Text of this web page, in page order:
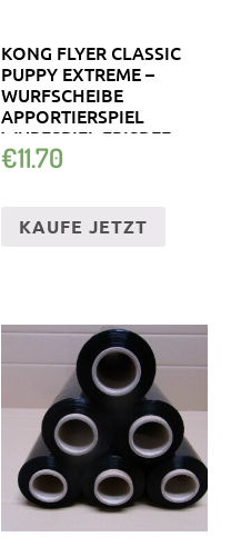
KONG FLYER CLASSIC
PUPPY EXTREME –
WURFSCHEIBE
APPORTIERSPIEL
WURFSPIEL FRISBEE
€11.70
KAUFE JETZT